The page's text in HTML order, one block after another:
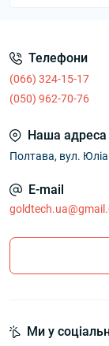
Телефони
(066) 324-15-17
(050) 962-70-76
Наша адреса
Полтава, вул.
E-mail
Ми у